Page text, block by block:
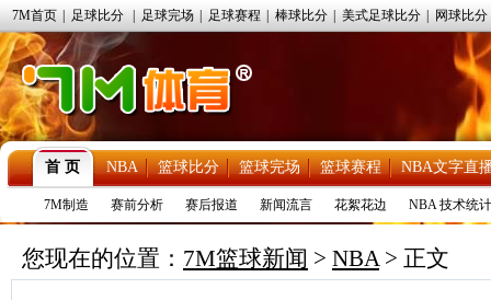
7M首页 足球比分 足球完场 足球赛程 棒球比分 美式足球比分 网球比分
首 页 NBA 篮球比分 篮球完场 篮球赛程 NBA文字直
7M制造 赛前分析 赛后报道 新闻流言 花絮花边 NBA 技术统计
您现在的位置： 7M篮球新闻 > NBA> 正文